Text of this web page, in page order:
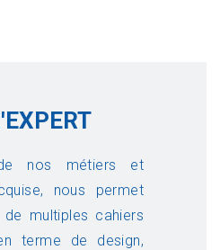
nos métiers et
nous permet
multiples cahiers
terme de design,